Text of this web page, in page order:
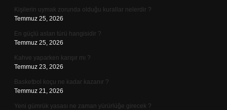
Kişilerin uymak zorunda olduğu kurallar nelerdir ?
Temmuz 25, 2026
En güçlü aslan türü hangisidir ?
Temmuz 25, 2026
Kahve yaparken karışır mı ?
Temmuz 23, 2026
Basketbol koçu ne kadar kazanır ?
Temmuz 21, 2026
Yeni gümrük yasası ne zaman yürürlüğe girecek ?